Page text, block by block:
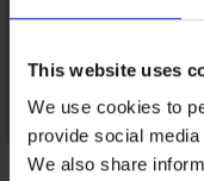
This website uses
We use cookies to
provide social
We also share
5
-20% BRA20